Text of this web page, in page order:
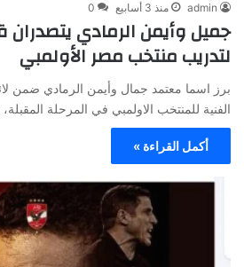
admin منذ 3 أسابيع 0
جميل وأيمن الرمادي يتصدران
لتدريب منتخب مصر الأولمبي
برز اسما معتمد جمال وأيمن الرمادي ضمن
الفنية للمنتخب الاولمبي في المرحلة
أكمل القراءة »